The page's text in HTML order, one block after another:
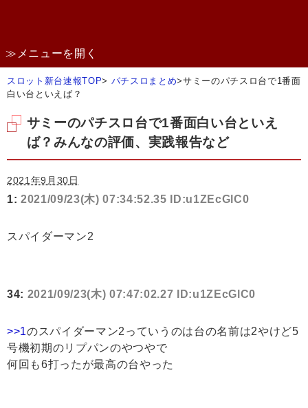
≫メニューを開く
スロット新台速報TOP> パチスロまとめ>サミーのパチスロ台で1番面
白い台といえば？
サミーのパチスロ台で1番面白い台といえ
ば？みんなの評価、実践報告など
2021年9月30日
1: 2021/09/23(木) 07:34:52.35 ID:u1ZEcGlC0
スパイダーマン2
34: 2021/09/23(木) 07:47:02.27 ID:u1ZEcGlC0
>>1のスパイダーマン2っていうのは台の名前は2やけど5
号機初期のリプパンのやつやで
何回も6打ったが最高の台やった